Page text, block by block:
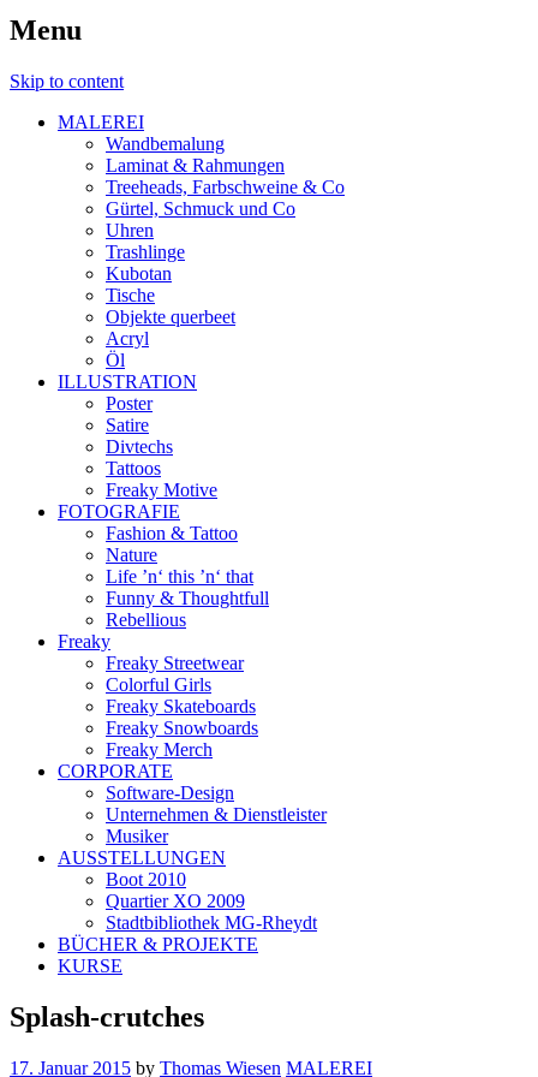
Menu
Skip to content
MALEREI
Wandbemalung
Laminat & Rahmungen
Treeheads, Farbschweine & Co
Gürtel, Schmuck und Co
Uhren
Trashlinge
Kubotan
Tische
Objekte querbeet
Acryl
Öl
ILLUSTRATION
Poster
Satire
Divtechs
Tattoos
Freaky Motive
FOTOGRAFIE
Fashion & Tattoo
Nature
Life ’n‘ this ’n‘ that
Funny & Thoughtfull
Rebellious
Freaky
Freaky Streetwear
Colorful Girls
Freaky Skateboards
Freaky Snowboards
Freaky Merch
CORPORATE
Software-Design
Unternehmen & Dienstleister
Musiker
AUSSTELLUNGEN
Boot 2010
Quartier XO 2009
Stadtbibliothek MG-Rheydt
BÜCHER & PROJEKTE
KURSE
Splash-crutches
17. Januar 2015 by Thomas Wiesen MALEREI